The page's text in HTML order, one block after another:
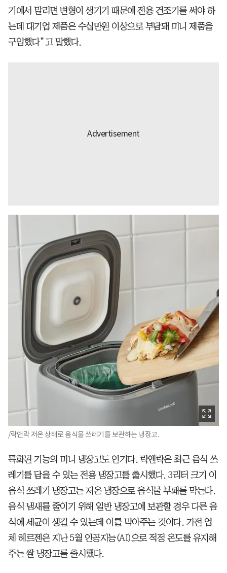
기에서 말리면 변형이 생기기 때문에 전용 건조기를 써야 하
는데 대기업 제품은 수십만원 이상으로 부담돼 미니 제품을
구입했다”고 말했다.
/락앤락 저온 상태로 음식물 쓰레기를 보관하는 냉장고.
특화된 기능의 미니 냉장고도 인기다. 락앤락은 최근 음식 쓰
레기를 담을 수 있는 전용 냉장고를 출시했다. 3리터 크기 이
음식 쓰레기 냉장고는 저온 냉장으로 음식물 부패를 막는다.
음식 냄새를 줄이기 위해 일반 냉장고에 보관할 경우 다른 음
식에 세균이 생길 수 있는데 이를 막아주는 것이다. 가전 업
체 헤르젠은 지난 5월 인공지능(AI)으로 적정 온도를 유지해
주는 쌀 냉장고를 출시했다.